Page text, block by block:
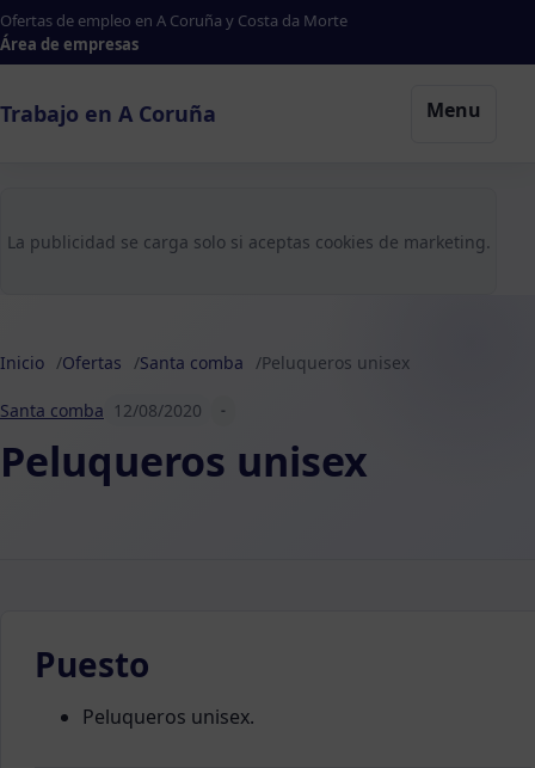
Ofertas de empleo en A Coruña y Costa da Morte
Área de empresas
Trabajo en A Coruña Menu
La publicidad se carga solo si aceptas cookies de marketing.
Inicio Ofertas Santa comba Peluqueros unisex
Santa comba 12/08/2020 -
Peluqueros unisex
Puesto
Peluqueros unisex.